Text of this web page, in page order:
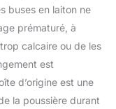
buses en laiton ne
prématuré, à
calcaire ou de les
est
d’origine est une
la poussière durant